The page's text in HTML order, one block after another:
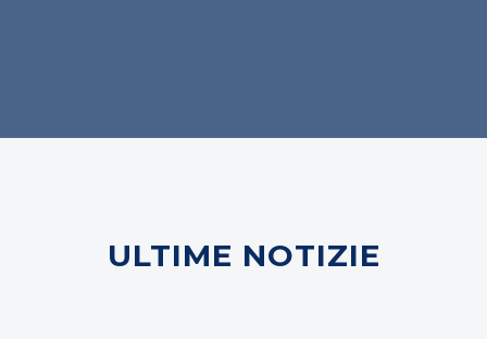
ULTIME NOTIZIE